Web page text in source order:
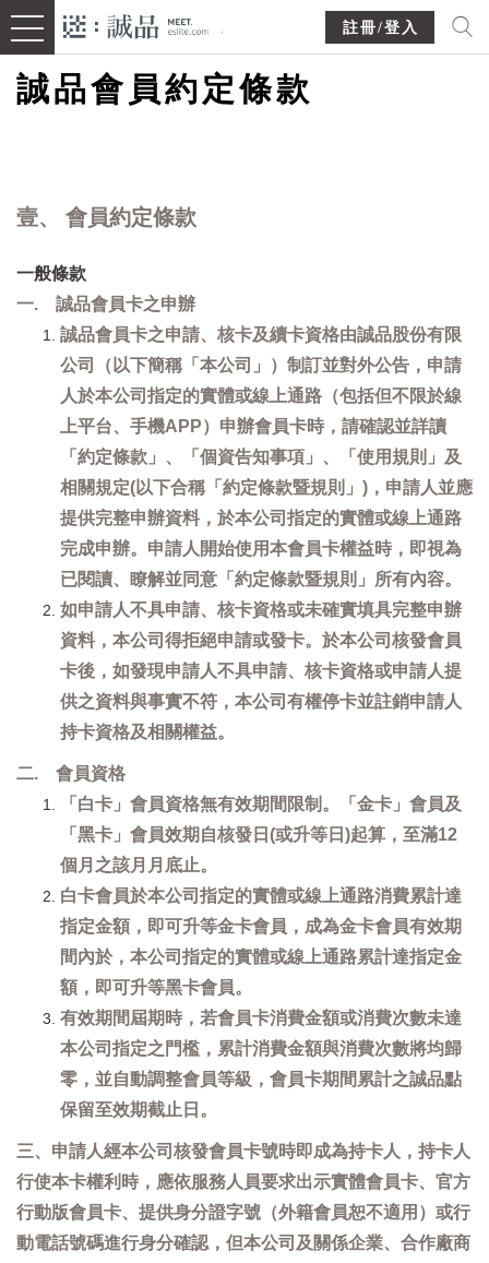
註冊/登入
誠品會員約定條款
壹、 會員約定條款
一般條款
一. 誠品會員卡之申辦
誠品會員卡之申請、核卡及續卡資格由誠品股份有限
公司（以下簡稱「本公司」）制訂並對外公告，申請
人於本公司指定的實體或線上通路（包括但不限於線
上平台、手機APP）申辦會員卡時，請確認並詳讀
「約定條款」、「個資告知事項」、「使用規則」及
相關規定(以下合稱「約定條款暨規則」)，申請人並應
提供完整申辦資料，於本公司指定的實體或線上通路
完成申辦。申請人開始使用本會員卡權益時，即視為
已閱讀、瞭解並同意「約定條款暨規則」所有內容。
如申請人不具申請、核卡資格或未確實填具完整申辦
資料，本公司得拒絕申請或發卡。於本公司核發會員
卡後，如發現申請人不具申請、核卡資格或申請人提
供之資料與事實不符，本公司有權停卡並註銷申請人
持卡資格及相關權益。
二. 會員資格
「白卡」會員資格無有效期間限制。「金卡」會員及
「黑卡」會員效期自核發日(或升等日)起算，至滿12
個月之該月月底止。
白卡會員於本公司指定的實體或線上通路消費累計達
指定金額，即可升等金卡會員，成為金卡會員有效期
間內於，本公司指定的實體或線上通路累計達指定金
額，即可升等黑卡會員。
有效期間屆期時，若會員卡消費金額或消費次數未達
本公司指定之門檻，累計消費金額與消費次數將均歸
零，並自動調整會員等級，會員卡期間累計之誠品點
保留至效期截止日。
三、申請人經本公司核發會員卡號時即成為持卡人，持卡人
行使本卡權利時，應依服務人員要求出示實體會員卡、官方
行動版會員卡、提供身分證字號（外籍會員恕不適用）或行
動電話號碼進行身分確認，但本公司及關係企業、合作廠商